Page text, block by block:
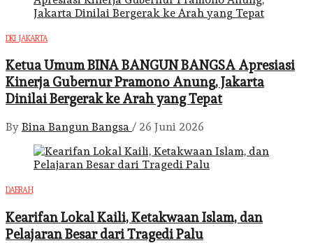
DKI JAKARTA
Ketua Umum BINA BANGUN BANGSA Apresiasi
Kinerja Gubernur Pramono Anung, Jakarta
Dinilai Bergerak ke Arah yang Tepat
By Bina Bangun Bangsa / 26 Juni 2026
DAERAH
Kearifan Lokal Kaili, Ketakwaan Islam, dan
Pelajaran Besar dari Tragedi Palu